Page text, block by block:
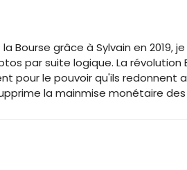
Bourse grâce à Sylvain en 2019,
par suite logique. La révolution
pour le pouvoir qu'ils redonnent
la mainmise monétaire des